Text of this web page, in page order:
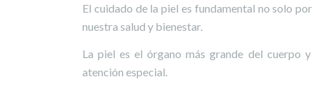
El cuidado de la piel es fundamental no solo
nuestra salud y bienestar.
La piel es el órgano más grande del cuerpo y
atención especial.